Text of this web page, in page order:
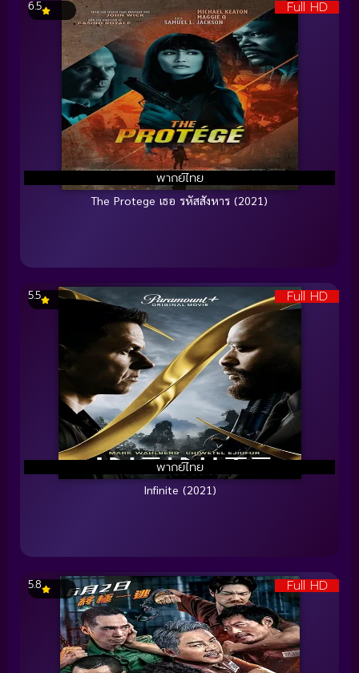
Full HD
พากย์ไทย
6.5
The Protege เธอ รหัสสังหาร (2021)
Full HD
พากย์ไทย
5.5
Infinite (2021)
Full HD
5.8